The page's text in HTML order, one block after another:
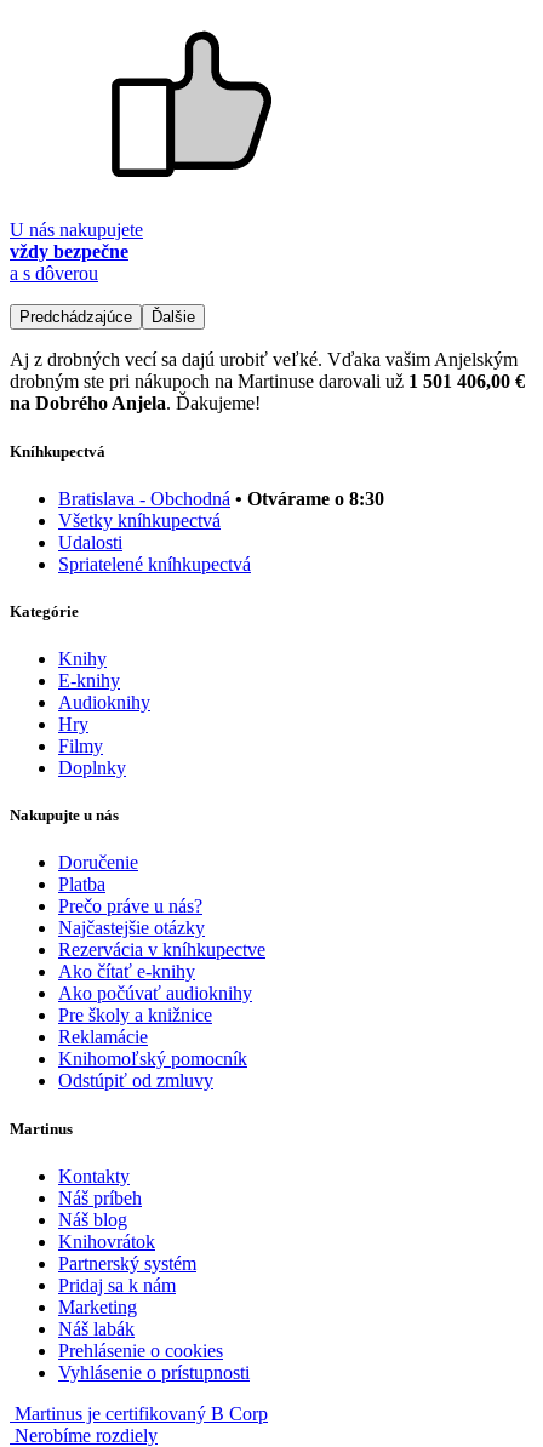
U nás nakupujete
vždy bezpečne
a s dôverou
Predchádzajúce Ďalšie
Aj z drobných vecí sa dajú urobiť veľké. Vďaka vašim Anjelským
drobným ste pri nákupoch na Martinuse darovali už 1 501 406,00 €
na Dobrého Anjela. Ďakujeme!
Kníhkupectvá
Bratislava - Obchodná • Otvárame o 8:30
Všetky kníhkupectvá
Udalosti
Spriatelené kníhkupectvá
Kategórie
Knihy
E-knihy
Audioknihy
Hry
Filmy
Doplnky
Nakupujte u nás
Doručenie
Platba
Prečo práve u nás?
Najčastejšie otázky
Rezervácia v kníhkupectve
Ako čítať e-knihy
Ako počúvať audioknihy
Pre školy a knižnice
Reklamácie
Knihomoľský pomocník
Odstúpiť od zmluvy
Martinus
Kontakty
Náš príbeh
Náš blog
Knihovrátok
Partnerský systém
Pridaj sa k nám
Marketing
Náš labák
Prehlásenie o cookies
Vyhlásenie o prístupnosti
Martinus je certifikovaný B Corp
Nerobíme rozdiely